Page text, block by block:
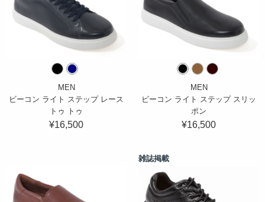
MEN
ビーコン ライト ステップ レース
トゥ トゥ
¥16,500
MEN
ビーコン ライト ステップ スリッ
ポン
¥16,500
雑誌掲載